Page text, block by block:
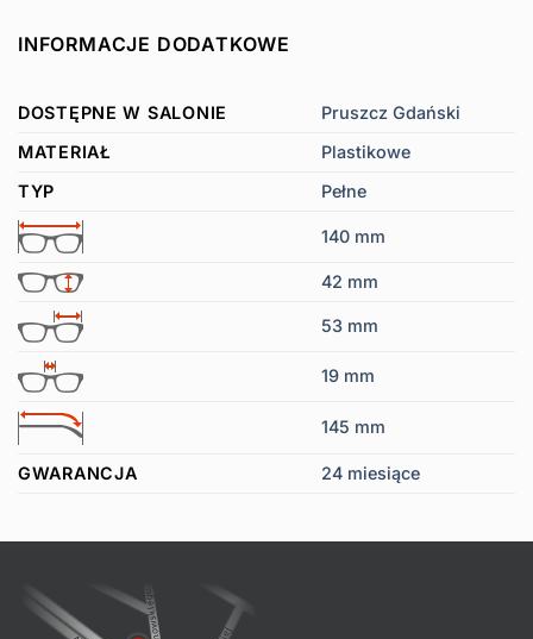
INFORMACJE DODATKOWE
DOSTĘPNE W SALONIE
Pruszcz Gdański
MATERIAŁ
Plastikowe
TYP
Pełne
140 mm
42 mm
53 mm
19 mm
145 mm
GWARANCJA 24 miesiące